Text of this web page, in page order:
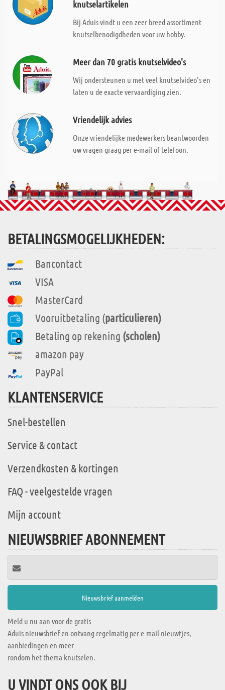
knutselartikelen
Bij Aduis vindt u een zeer breed assortiment
knutselbenodigdheden voor uw hobby.
Meer dan 70 gratis knutselvideo's
Wij ondersteunen u met veel knutselvideo's en
laten u de exacte vervaardiging zien.
Vriendelijk advies
Onze vriendelijke medewerkers beantwoorden
uw vragen graag per e-mail of telefoon.
BETALINGSMOGELIJKHEDEN:
Bancontact
VISA
MasterCard
Vooruitbetaling (particulieren)
Betaling op rekening (scholen)
amazon pay
PayPal
KLANTENSERVICE
Snel-bestellen
Service & contact
Verzendkosten & kortingen
FAQ - veelgestelde vragen
Mijn account
NIEUWSBRIEF ABONNEMENT
Meld u nu aan voor de gratis
Aduis nieuwsbrief en ontvang regelmatig per e-mail nieuwtjes,
aanbiedingen en meer
rondom het thema knutselen.
U VINDT ONS OOK BIJ